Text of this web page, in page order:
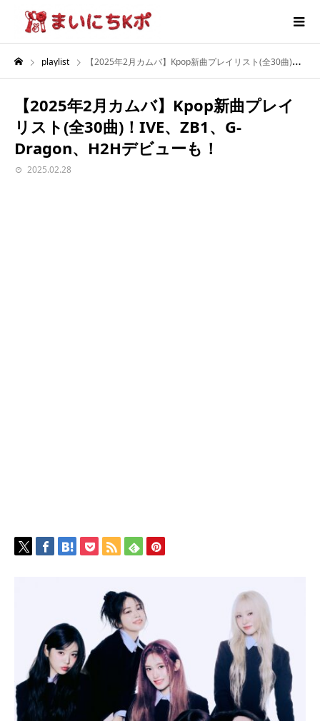
playlist 【2025年2月カムバ】Kpop新曲プレイリスト(全30曲)！IVE、ZB1、G-Dragon、H2Hデビューも！
【2025年2月カムバ】Kpop新曲プレイ
リスト(全30曲)！IVE、ZB1、G-
Dragon、H2Hデビューも！
2025.02.28